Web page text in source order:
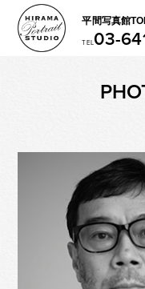
平間写真館
TEL03-